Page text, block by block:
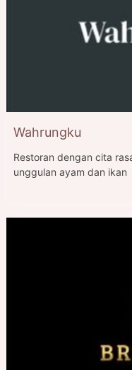
Wahrungku
Restoran dengan cita
unggulan ayam dan ikan